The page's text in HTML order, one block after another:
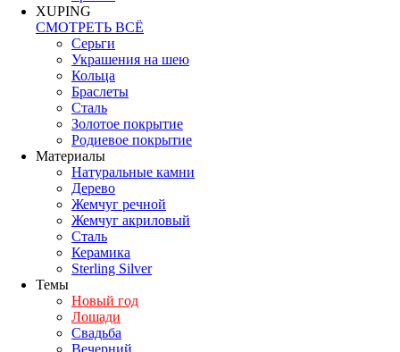
XUPING
СМОТРЕТЬ ВСЁ
Серьги
Украшения на шею
Кольца
Браслеты
Сталь
Золотое покрытие
Родиевое покрытие
Материалы
Натуральные камни
Дерево
Жемчуг речной
Жемчуг акриловый
Сталь
Керамика
Sterling Silver
Темы
Новый год
Лошади
Свадьба
Вечерний